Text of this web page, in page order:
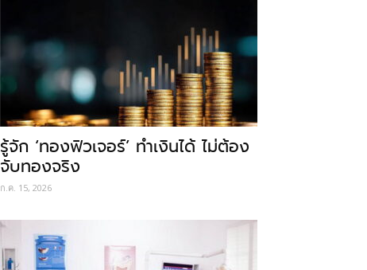
รู้จัก ‘ทองฟิวเจอร์’ ทำเงินได้ ไม่ต้อง
จับทองจริง
ก.ค. 15, 2026